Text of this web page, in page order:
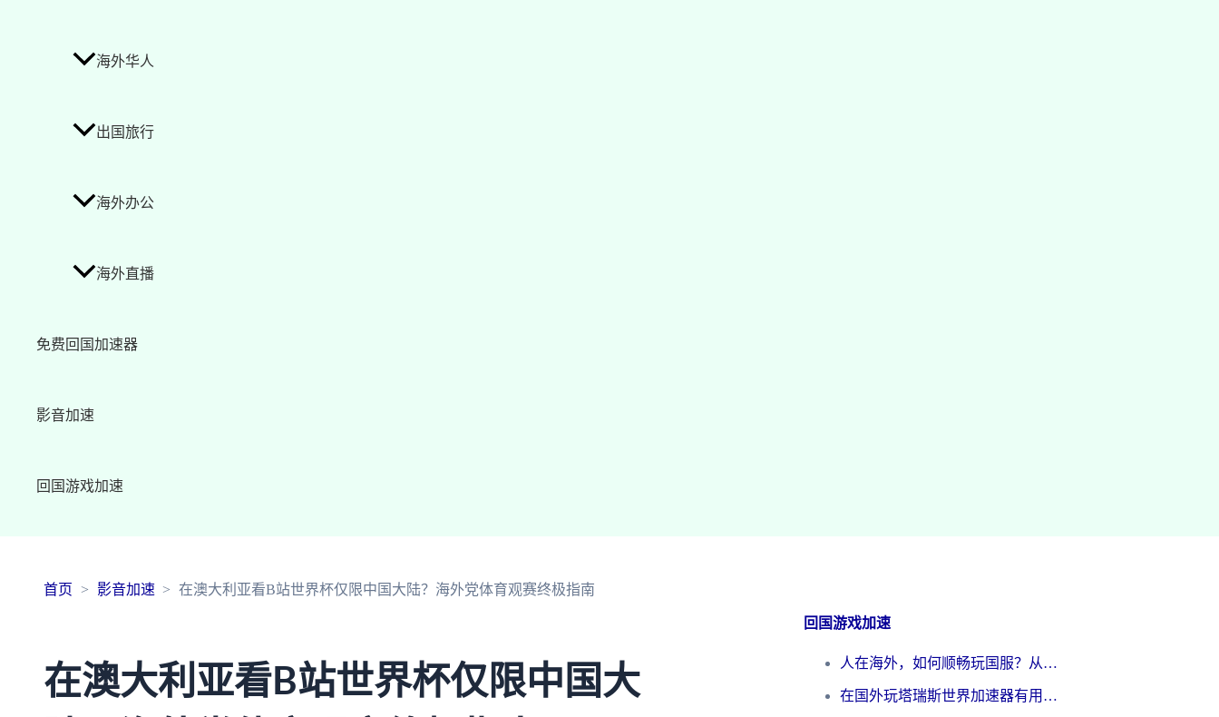
海外华人
出国旅行
海外办公
海外直播
免费回国加速器
影音加速
回国游戏加速
首页 影音加速 在澳大利亚看B站世界杯仅限中国大陆？海外党体育观赛终极指南
在澳大利亚看B站世界杯仅限中国大
回国游戏加速
人在海外，如何顺畅玩国服？从《王者荣耀》到《云图计划》的加速器终极指南
在国外玩塔瑞斯世界加速器有用吗？海外玩家亲测后的真实答案